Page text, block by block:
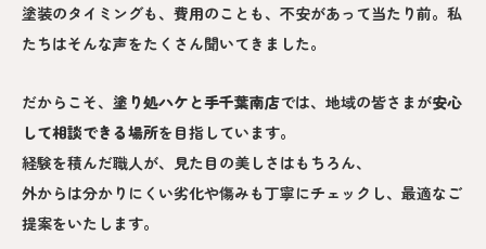
塗装のタイミングも、費用のことも、不安があって当たり前。私
たちはそんな声をたくさん聞いてきました。
だからこそ、 塗り処ハケと手千葉南店では、地域の皆さまが安心
して相談できる場所を目指しています。
経験を積んだ職人が、見た目の美しさはもちろん、
外からは分かりにくい劣化や傷みも丁寧にチェックし、最適なご
提案をいたします。